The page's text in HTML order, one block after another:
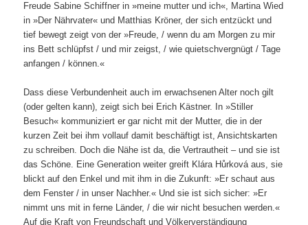
Freude Sabine Schiffner in »meine mutter und ich«, Martina Wied
in »Der Nährvater« und Matthias Kröner, der sich entzückt und
tief bewegt zeigt von der »Freude, / wenn du am Morgen zu mir
ins Bett schlüpfst / und mir zeigst, / wie quietschvergnügt / Tage
anfangen / können.«
Dass diese Verbundenheit auch im erwachsenen Alter noch gilt
(oder gelten kann), zeigt sich bei Erich Kästner. In »Stiller
Besuch« kommuniziert er gar nicht mit der Mutter, die in der
kurzen Zeit bei ihm vollauf damit beschäftigt ist, Ansichtskarten
zu schreiben. Doch die Nähe ist da, die Vertrautheit – und sie ist
das Schöne. Eine Generation weiter greift Klára Hůrková aus, sie
blickt auf den Enkel und mit ihm in die Zukunft: »Er schaut aus
dem Fenster / in unser Nachher.« Und sie ist sich sicher: »Er
nimmt uns mit in ferne Länder, / die wir nicht besuchen werden.«
Auf die Kraft von Freundschaft und Völkerverständigung